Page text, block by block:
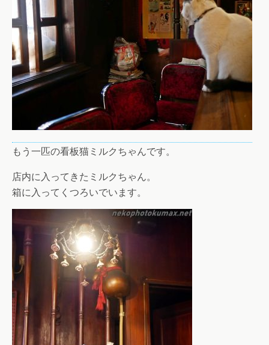
もう一匹の看板猫ミルクちゃんです。
店内に入ってきたミルクちゃん。
箱に入ってくつろいでいます。